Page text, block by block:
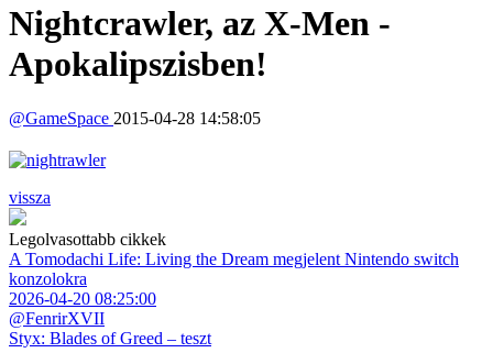
Nightcrawler, az X-Men -
Apokalipszisben!
@GameSpace 2015-04-28 14:58:05
vissza
Legolvasottabb cikkek
A Tomodachi Life: Living the Dream megjelent Nintendo switch
konzolokra
2026-04-20 08:25:00
@FenrirXVII
Styx: Blades of Greed – teszt